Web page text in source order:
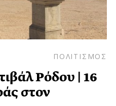
ΠΟΛΙΤΙΣΜΟΣ
Ρόδου | 16
στον